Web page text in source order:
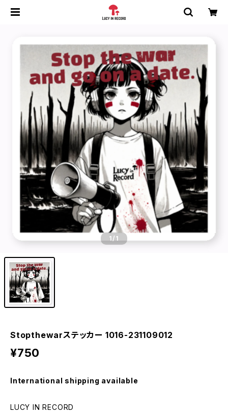
1 /1
Stopthewarステッカー 1016-231109012
¥750
International shipping available
LUCY IN RECORD